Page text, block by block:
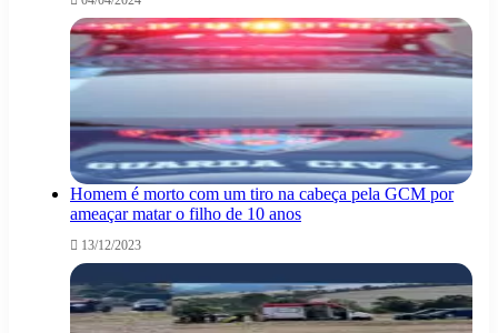
Homem é morto com um tiro na cabeça pela GCM por
ameaçar matar o filho de 10 anos
13/12/2023